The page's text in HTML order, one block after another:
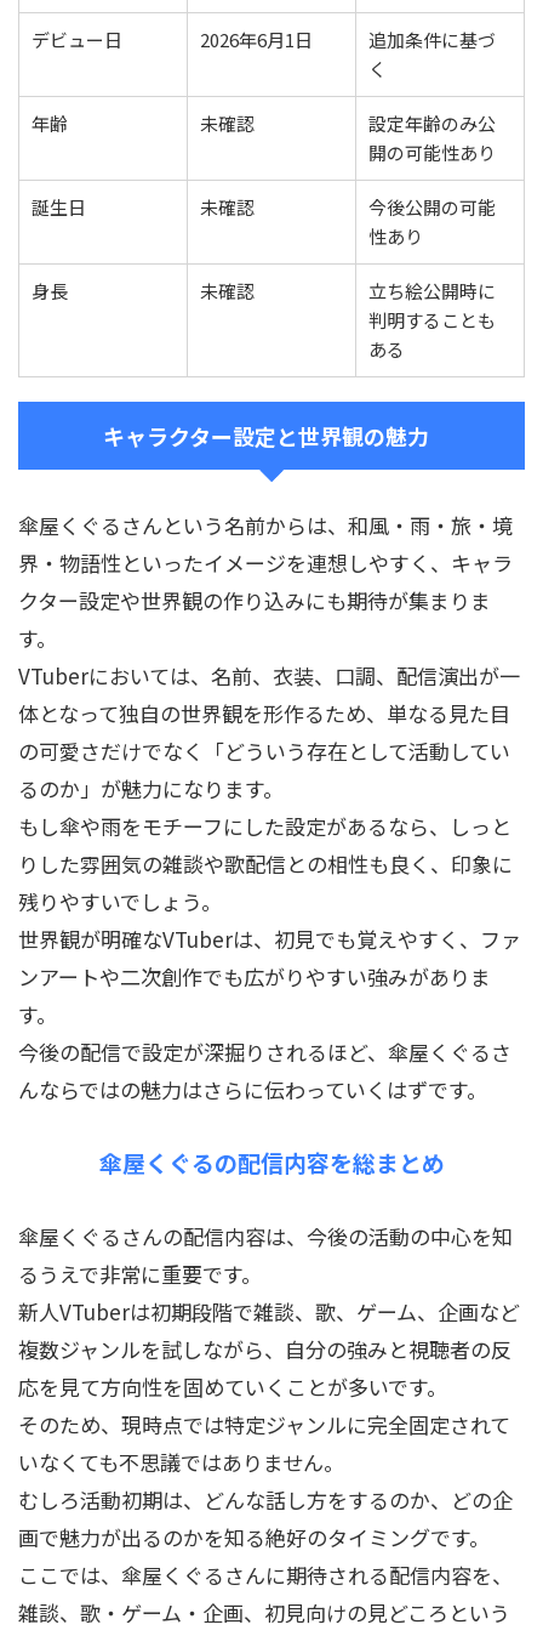
デビュー日 2026年6月1日
追加条件に基づ
く
年齢 未確認
設定年齢のみ公
開の可能性あり
誕生日 未確認
今後公開の可能
性あり
身長 未確認
立ち絵公開時に
判明することも
ある
キャラクター設定と世界観の魅力
傘屋くぐるさんという名前からは、和風・雨・旅・境
界・物語性といったイメージを連想しやすく、キャラ
クター設定や世界観の作り込みにも期待が集まりま
す。
VTuberにおいては、名前、衣装、口調、配信演出が一
体となって独自の世界観を形作るため、単なる見た目
の可愛さだけでなく「どういう存在として活動してい
るのか」が魅力になります。
もし傘や雨をモチーフにした設定があるなら、しっと
りした雰囲気の雑談や歌配信との相性も良く、印象に
残りやすいでしょう。
世界観が明確なVTuberは、初見でも覚えやすく、ファ
ンアートや二次創作でも広がりやすい強みがありま
す。
今後の配信で設定が深掘りされるほど、傘屋くぐるさ
んならではの魅力はさらに伝わっていくはずです。
傘屋くぐるの配信内容を総まとめ
傘屋くぐるさんの配信内容は、今後の活動の中心を知
るうえで非常に重要です。
新人VTuberは初期段階で雑談、歌、ゲーム、企画など
複数ジャンルを試しながら、自分の強みと視聴者の反
応を見て方向性を固めていくことが多いです。
そのため、現時点では特定ジャンルに完全固定されて
いなくても不思議ではありません。
むしろ活動初期は、どんな話し方をするのか、どの企
画で魅力が出るのかを知る絶好のタイミングです。
ここでは、傘屋くぐるさんに期待される配信内容を、
雑談、歌・ゲーム・企画、初見向けの見どころという